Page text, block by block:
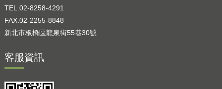
TEL.02-8258-4291
FAX.02-2255-8848
新北市板橋區龍泉街55巷30號
客服資訊